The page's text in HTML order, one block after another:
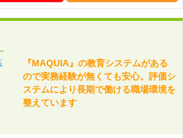
『MAQUIA』の教育システムがある
ので実務経験が無くても安心。評価シ
ステムにより長期で働ける職場環境を
整えています